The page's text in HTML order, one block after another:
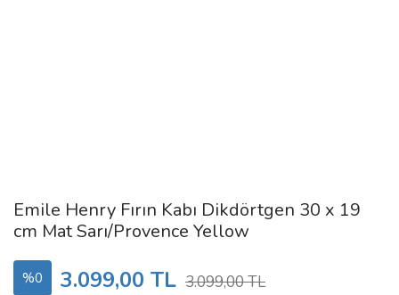
Emile Henry Fırın Kabı Dikdörtgen 30 x 19
cm Mat Sarı/Provence Yellow
%0 3.099,00 TL 3.099,00 TL